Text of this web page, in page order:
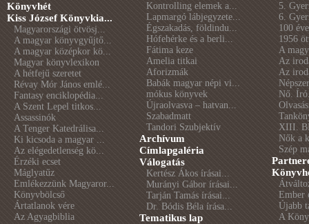
Könyvhét
Kiss József Könyvkia...
Magyarországi ötvösj...
A magyar könyvgyűjtő...
A magyar középkor kö...
Magyar könyvlexikon
A hétfejű szeretet
Révay Mór János emlé...
Fantasy enciklopédia...
A Szent Lepel titkos...
Assassinók
A Tenger Katedrálisa...
Ki kicsoda a magyar ...
Az elégedetlenség kö...
Érzéki ecset
Máglyatűz
Emlékezzünk Magyaror...
Könyvbölcső
Ártatlanok vére
Az Agyagbiblia
Kontrolling elemek a...
Lapmargó lábjegyzete...
Égszakadás, földindu...
Hófehérke és a berli...
Fátima keze
Amelia titkai
Aforizmák
Babák magyar népi vi...
mókus könyvek
Újraolvasva – hatvan...
Szabadmatt
Tandori Szubjektív
Archívum
Címlapgaléria
Válogatás
Kertész Ákos írásai...
Murányi Gábor írásai...
Tarján Tamás írásai...
Dr. Bódis Béla írása...
Tematikus lap
5.
6.
100
1956
A
Az
Az
Nő.
XIII.
Nők a
Szép
Ember
Újabb
A